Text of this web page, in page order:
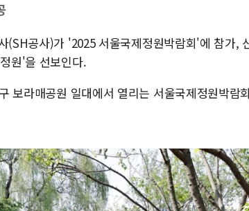
뉴욕증시, 고용 쇼크에 금리 인상 우려 후퇴
트럼프, 쿡 연준 이사 해임 재추진…"26일까
유럽증시, 美 고용 예상 밖 부진에 연준 금
(SH공사)가 '2025 서울국제정원박람회'에 참가,
원'을 선보인다.
보라매공원 일대에서 열리는 서울국제정원박람